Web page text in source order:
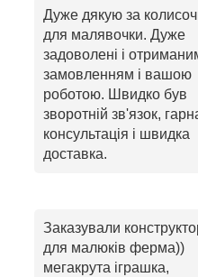
Дуже дякую за
для малявочки. Дуже
задоволені і
замовленням і вашою
роботою. Швидко був
зворотній зв'язок,
консультація і швидка
доставка.
Заказували
для малюків ферма))
мегакрута іграшка,